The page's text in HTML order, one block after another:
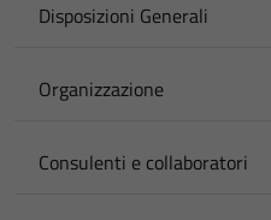
Disposizioni Generali
Organizzazione
Consulenti e collaboratori